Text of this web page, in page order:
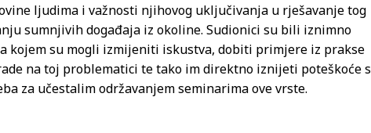
ljudima i važnosti njihovog uključivanja u rješavanje tog
sumnjivih događaja iz okoline. Sudionici su bili iznimno
kojem su mogli izmijeniti iskustva, dobiti primjere iz prakse
na toj problematici te tako im direktno iznijeti poteškoće s
za učestalim održavanjem seminarima ove vrste.